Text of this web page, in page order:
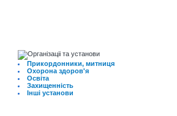
Прикордонники, митниця
Охорона здоров'я
Освіта
Захищенність
Інші установи